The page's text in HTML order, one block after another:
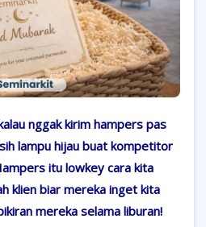
nggak kirim hampers pas
lampu hijau buat kompetitor
itu lowkey cara kita
klien biar mereka inget kita
mereka selama liburan!